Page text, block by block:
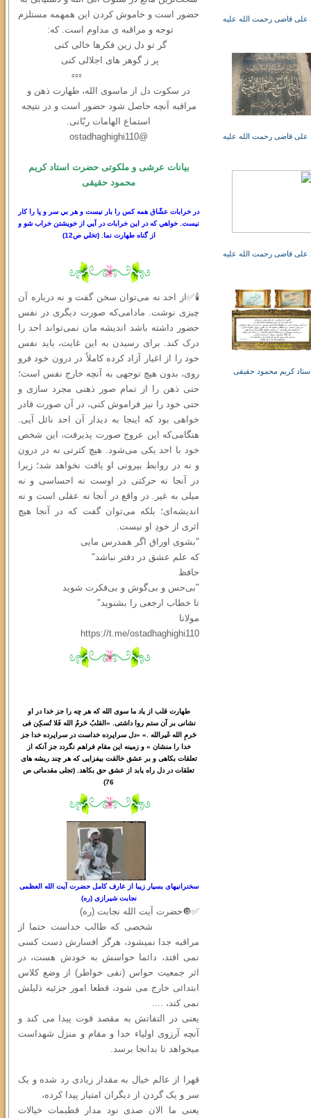
علی قاضی رحمت الله علیه
علی قاضی رحمت الله علیه
علی قاضی رحمت الله علیه
کریم محمود حقیقی
حضور است و خاموش کردن این همهمه مستلزم
توجه و مراقبه ی مداوم است. که:
گر تو دل زین فکرها خالی کنی
پر ز گوهر های اجلالی کنی
▫️▫️▫️
در سكوت دل از ماسوی الله، طهارت ذهن و
مراقبه آنچه حاصل شود حضور است و در نتیجه
استماع الهامات ربّانی.
@ostadhaghighi110
بیانات عرشی و ملکوتی حضرت استاد کریم
محمود حقیقی
در خرابات عشّاق همه كس را بار نيست و هر بي سر و پا را كار
نيست. خواهي كه در اين خرابات در آيي از خويشتن خراب شو و
از گناه طهارت نما.
(تخلي ص12)
🕯✅از احد نه می‌توان سخن گفت و نه درباره آن
چیزی نوشت. مادامی‌که صورت دیگری در نفس
حضور داشته باشد اندیشه‌ مان نمی‌تواند احد را
درک کند. برای رسیدن به این غایت، باید نفس
خود را از اغیار آزاد کرده کاملاً در درون خود فرو
روی، بدون هیچ توجهی به آنچه خارج نفس است؛
حتى ذهن را از تمام صور ذهنی مجرد سازی و
حتی خود را نیز فراموش کنی، در آن صورت قادر
خواهی بود که اینجا به دیدار آن احد نائل آیی.
هنگامی‌که این عروج صورت پذیرفت، این شخص
خود با احد یکی می‌شود. هیچ کثرتی نه در درون
و نه در روابط بیرونی او یافت نخواهد شد؛ زیرا
در آنجا نه حرکتی در اوست نه احساسی و نه
میلی به غیر. در واقع در آنجا نه عقلی است و نه
اندیشه‌ای؛ بلکه می‌توان گفت که در آنجا هیچ
اثری از خودِ او نیست.
"بشوی اوراق اگر همدرس مایی
که علم عشق در دفتر نباشد"
حافظ
"بی‌حس و بی‌گوش و بی‌فکرت شوید
تا خطاب ارجعی را بشنوید"
مولانا
https://t.me/ostadhaghighi110
طهارت قلب از یاد ما سوی الله که هر چه را جز خدا در او
نشانی بر آن ستم روا داشتی. «القلبُ حَرمُ الله فَلا تُسکِن فی
حَرمِ الله غَیرالله .» «دل سراپرده خداست در سراپرده خدا جز
خدا را منشان » و زمینه این مقام فراهم نگردد جز آنکه از
تعلقات بکاهی و بر عشق خالقت بیفزایی که هر چند ریشه های
تعلقات در دل راه یابد از عشق حق بکاهد. (تجلی مقدماتی ص
76)
سخنرانیهای بسیار زیبا از عارف کامل حضرت آیت الله العظمی
نجابت شیرازی (ره)
✅🔘حضرت آیت الله نجابت (ره)
شخصی که طالب خداست حتما از
مراقبه جدا نمیشود، هرگز افسارش دست کسی
نمی افتد، دائما حواسش به خودش هست، در
اثر جمعیت حواس (نفی خواطر) از وضع کلاس
ابتدائی خارج می شود، قطعا امور جزئیه ذلیلش
نمی کند، ....
یعنی در التفاتش به مقصد قوت پیدا می کند و
آنچه آرزوی اولیاء خدا و مقام و منزل شهداست
میخواهد تا بدانجا برسد.
قهرا از عالم خیال به مقدار زیادی رد شده و یک
سر و یک گردن از دیگران امتیاز پیدا کرده،
یعنی ما الان صدی نود مدار قطبمات خیالات